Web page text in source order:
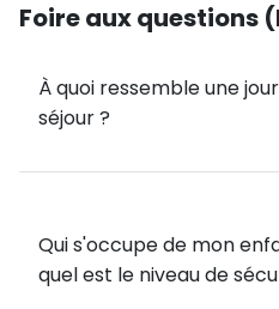
🏘️ Paros vous séduira par
méditerranéen typique.
perché à flanc de falaise
époustouflantes.
Foire aux questions
À quoi ressemble une
séjour ?
Qui s'occupe de mon
quel est le niveau de